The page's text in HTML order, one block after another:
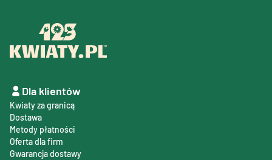
Dla klientów
Kwiaty za granicą
Dostawa
Metody płatności
Oferta dla firm
Gwarancja dostawy